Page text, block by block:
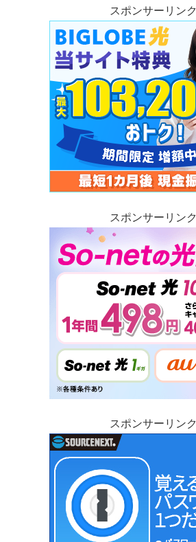
スポンサーリンク
スポンサーリンク
スポンサーリンク